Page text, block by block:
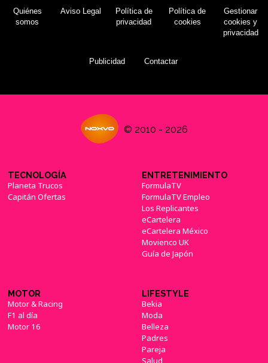
Quiénes
somos
Aviso Legal
Política de
privacidad
Política de
cookies
Gestionar
cookies y
privacidad
Publicidad Contactar
© 2010 - 2026
TECNOLOGÍA
Planeta Trucos
Capitán Ofertas
ENTRETENIMIENTO
FormulaTV
FormulaTV Empleo
Los Replicantes
eCartelera
eCartelera México
Movienco UK
Guía de Japón
MOTOR
Motor & Racing
F1 al día
Motor 16
LIFESTYLE
Bekia
Moda
Belleza
Padres
Pareja
Salud